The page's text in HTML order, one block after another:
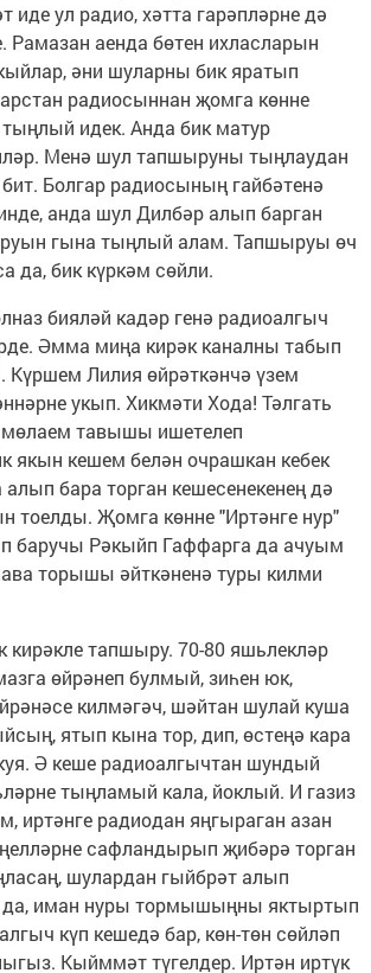
иде ул радио, хәтта гарәпләрне дә
Рамазан аенда бөтен ихласларын
әни шуларны бик яратып
радиосыннан җомга көнне
идек. Анда бик матур
Менә шул тапшыруны тыңлаудан
Болгар радиосының гайбәтенә
анда шул Дилбәр алып барган
гына тыңлый алам. Тапшыруы өч
да, бик күркәм сөйли.
бияләй кадәр генә радиоалгыч
Әмма миңа кирәк каналны табып
Күршем Лилия өйрәткәнчә үзем
укып. Хикмәти Хода! Тәлгать
тавышы ишетелеп
якын кешем белән очрашкан кебек
бара торган кешесенекенең дә
тоелды. Җомга көнне "Иртәнге нур"
баручы Рәкыйп Гаффарга да ачуым
торышы әйткәненә туры килми
кирәкле тапшыру. 70-80 яшьлекләр
өйрәнеп булмый, зиһен юк,
килмәгәч, шәйтан шулай куша
ятып кына тор, дип, өстеңә кара
Ә кеше радиоалгычтан шундый
тыңламый кала, йоклый. И газиз
иртәнге радиодан яңгыраган азан
сафландырып җибәрә торган
шулардан гыйбрәт алып
да, иман нуры тормышыңны яктыртып
күп кешедә бар, көн-төн сөйләп
Кыйммәт түгелдер. Иртән иртүк